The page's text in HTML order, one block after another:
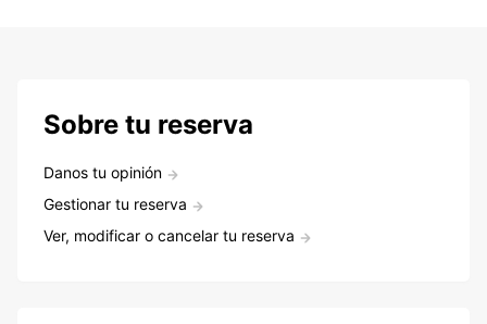
Sobre tu reserva
Danos tu opinión
Gestionar tu reserva
Ver, modificar o cancelar tu reserva